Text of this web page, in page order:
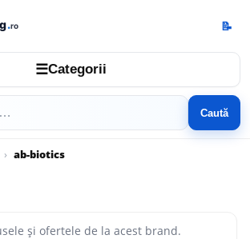
☰Categorii
Caută
📝
ab-biotics
și ofertele de la acest brand.